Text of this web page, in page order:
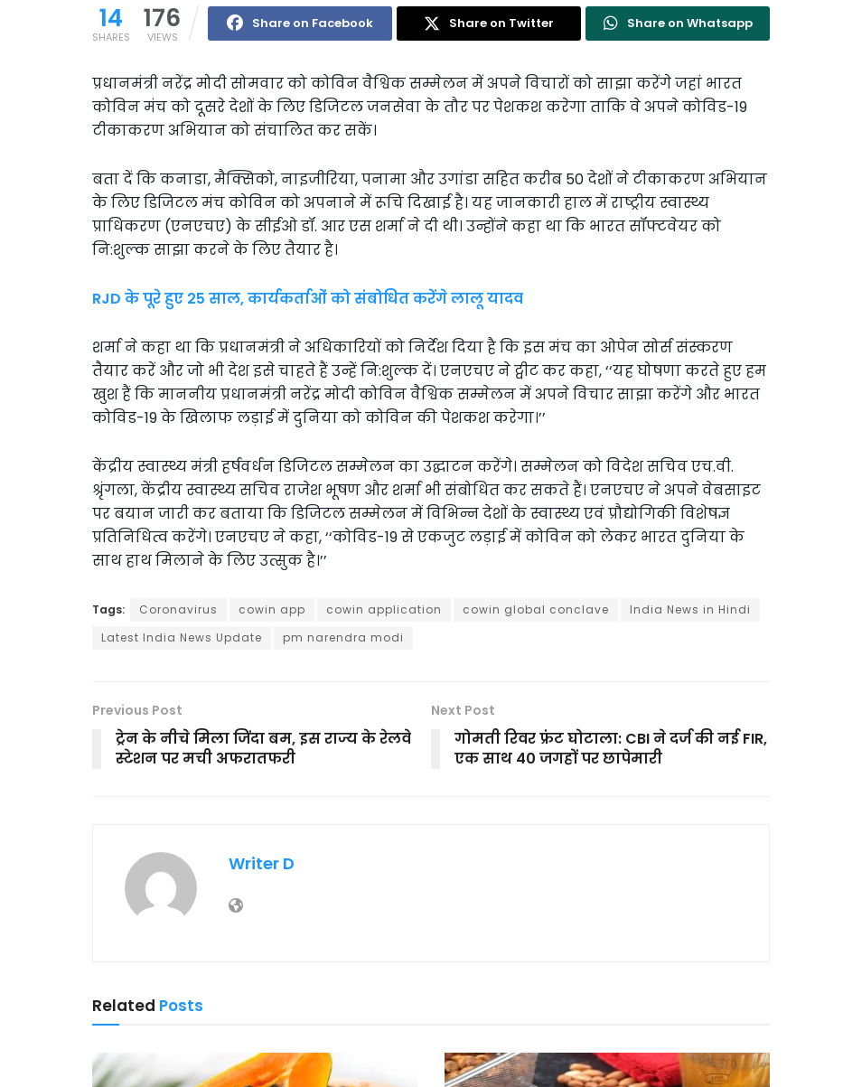
14
SHARES
176
VIEWS
Share on Facebook Share on Twitter Share on Whatsapp
प्रधानमंत्री नरेंद्र मोदी सोमवार को कोविन वैश्विक सम्मेलन में अपने विचारों को साझा करेंगे जहां भारत
कोविन मंच को दूसरे देशों के लिए डिजिटल जनसेवा के तौर पर पेशकश करेगा ताकि वे अपने कोविड-19
टीकाकरण अभियान को संचालित कर सकें।
बता दें कि कनाडा, मैक्सिको, नाइजीरिया, पनामा और उगांडा सहित करीब 50 देशों ने टीकाकरण अभियान
के लिए डिजिटल मंच कोविन को अपनाने में रूचि दिखाई है। यह जानकारी हाल में राष्ट्रीय स्वास्थ्य
प्राधिकरण (एनएचए) के सीईओ डॉ. आर एस शर्मा ने दी थी। उन्होंने कहा था कि भारत सॉफ्टवेयर को
नि:शुल्क साझा करने के लिए तैयार है।
RJD के पूरे हुए 25 साल, कार्यकर्ताओं को संबोधित करेंगे लालू यादव
शर्मा ने कहा था कि प्रधानमंत्री ने अधिकारियों को निर्देश दिया है कि इस मंच का ओपेन सोर्स संस्करण
तैयार करें और जो भी देश इसे चाहते हैं उन्हें नि:शुल्क दें। एनएचए ने ट्वीट कर कहा, ‘‘यह घोषणा करते हुए हम
खुश हैं कि माननीय प्रधानमंत्री नरेंद्र मोदी कोविन वैश्विक सम्मेलन में अपने विचार साझा करेंगे और भारत
कोविड-19 के खिलाफ लड़ाई में दुनिया को कोविन की पेशकश करेगा।’’
केंद्रीय स्वास्थ्य मंत्री हर्षवर्धन डिजिटल सम्मेलन का उद्घाटन करेंगे। सम्मेलन को विदेश सचिव एच.वी.
श्रृंगला, केंद्रीय स्वास्थ्य सचिव राजेश भूषण और शर्मा भी संबोधित कर सकते हैं। एनएचए ने अपने वेबसाइट
पर बयान जारी कर बताया कि डिजिटल सम्मेलन में विभिन्न देशों के स्वास्थ्य एवं प्रौद्योगिकी विशेषज्ञ
प्रतिनिधित्व करेंगे। एनएचए ने कहा, ‘‘कोविड-19 से एकजुट लड़ाई में कोविन को लेकर भारत दुनिया के
साथ हाथ मिलाने के लिए उत्सुक है।’’
Tags: Coronavirus cowin app cowin application cowin global conclave
India News in Hindi
Latest India News Update
pm narendra modi
Previous Post
ट्रेन के नीचे मिला जिंदा बम, इस राज्य के रेलवे
स्टेशन पर मची अफरातफरी
Next Post
गोमती रिवर फ्रंट घोटाला: CBI ने दर्ज की नई FIR,
एक साथ 40 जगहों पर छापेमारी
Writer D
Related Posts